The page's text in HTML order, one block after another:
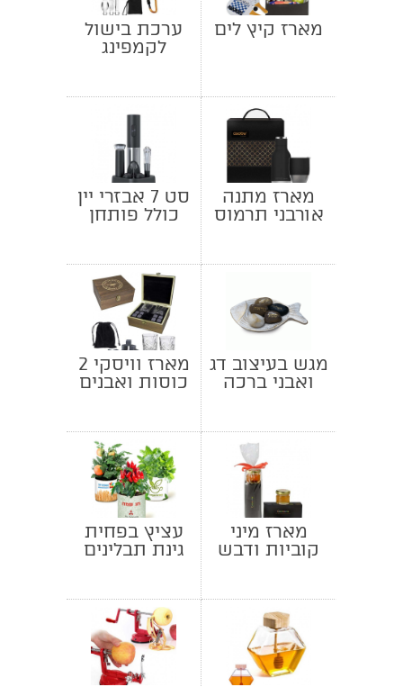
מארז קיץ לים
ערכת בישול
לקמפינג
מארז מתנה
אורבני תרמוס
סט 7 אבזרי יין
כולל פותחן
מגש בעיצוב דג
ואבני ברכה
מארז וויסקי 2
כוסות ואבנים
מארז מיני
קוביות ודבש
עציץ בפחית
גינת תבלינים